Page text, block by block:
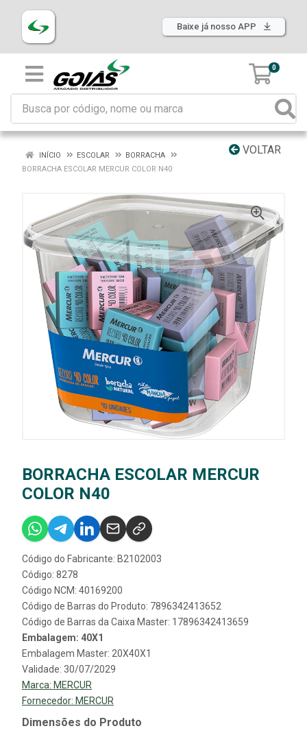
Baixe já nosso APP
0
VOLTAR
INÍCIO ESCOLAR
BORRACHA
BORRACHA ESCOLAR MERCUR COLOR N40
BORRACHA ESCOLAR MERCUR
COLOR N40
Código do Fabricante: B2102003
Código: 8278
Código NCM: 40169200
Código de Barras do Produto: 7896342413652
Código de Barras da Caixa Master: 17896342413659
Embalagem: 40X1
Embalagem Master: 20X40X1
Validade: 30/07/2029
Marca: MERCUR
Fornecedor: MERCUR
Dimensões do Produto